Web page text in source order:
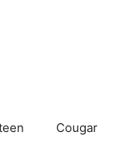
Cougar